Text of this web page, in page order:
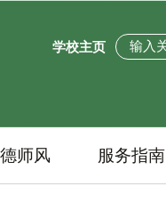
学校主页
师风 服务指南